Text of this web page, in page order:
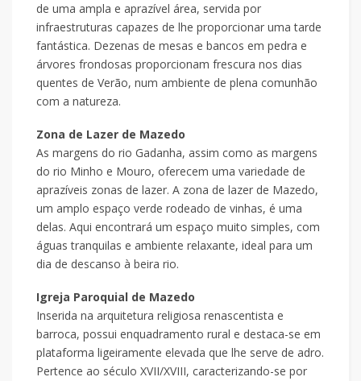
de uma ampla e aprazível área, servida por
infraestruturas capazes de lhe proporcionar uma tarde
fantástica. Dezenas de mesas e bancos em pedra e
árvores frondosas proporcionam frescura nos dias
quentes de Verão, num ambiente de plena comunhão
com a natureza.
Zona de Lazer de Mazedo
As margens do rio Gadanha, assim como as margens
do rio Minho e Mouro, oferecem uma variedade de
aprazíveis zonas de lazer. A zona de lazer de Mazedo,
um amplo espaço verde rodeado de vinhas, é uma
delas. Aqui encontrará um espaço muito simples, com
águas tranquilas e ambiente relaxante, ideal para um
dia de descanso à beira rio.
Igreja Paroquial de Mazedo
Inserida na arquitetura religiosa renascentista e
barroca, possui enquadramento rural e destaca-se em
plataforma ligeiramente elevada que lhe serve de adro.
Pertence ao século XVII/XVIII, caracterizando-se por